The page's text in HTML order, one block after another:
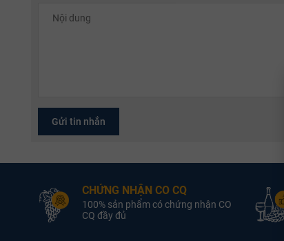
Gửi tin nhắn
CHỨNG NHẬN CO CQ
100% sản phẩm có chứng nhận CO
CQ đầy đủ